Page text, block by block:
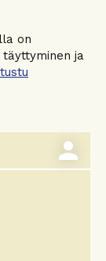
on
ja
person